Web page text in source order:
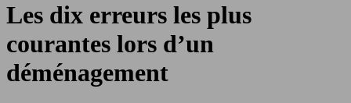
Les dix erreurs les plus
courantes lors d’un
déménagement